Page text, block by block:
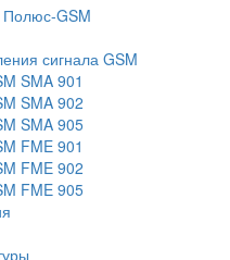
Полюс-GSM
сигнала GSM
SMA 901
SMA 902
SMA 905
FME 901
FME 902
FME 905